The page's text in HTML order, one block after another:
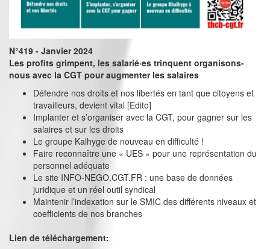
N°419 - Janvier 2024
Les profits grimpent, les salarié·es trinquent organisons-
nous avec la CGT pour augmenter les salaires
Défendre nos droits et nos libertés en tant que citoyens et
travailleurs, devient vital [Edito]
Implanter et s’organiser avec la CGT, pour gagner sur les
salaires et sur les droits
Le groupe Kalhyge de nouveau en difficulté !
Faire reconnaître une « UES » pour une représentation du
personnel adéquate
Le site INFO-NEGO.CGT.FR : une base de données
juridique et un réel outil syndical
Maintenir l’indexation sur le SMIC des différents niveaux et
coefficients de nos branches
Lien de téléchargement: